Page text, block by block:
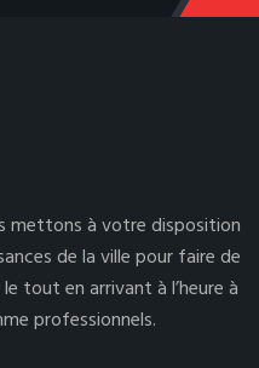
mettons à votre disposition
de la ville pour faire de
tout en arrivant à l’heure à
professionnels.